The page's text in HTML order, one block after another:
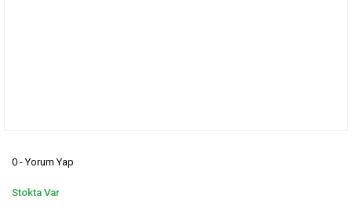
0 - Yorum Yap
Stokta Var